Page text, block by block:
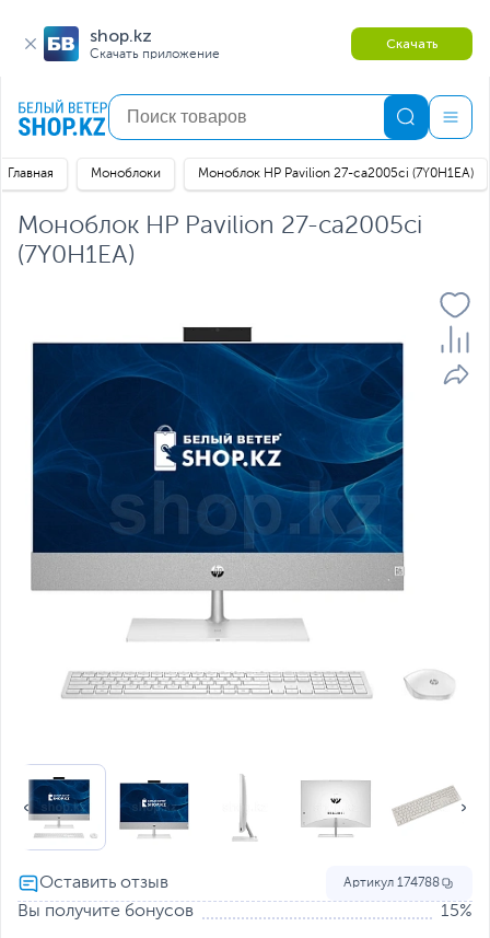
shop.kz
Скачать приложение
Скачать
Главная Моноблоки Моноблок HP Pavilion 27-ca2005ci (7Y0H1EA)
Моноблок HP Pavilion 27-ca2005ci
(7Y0H1EA)
Артикул 174788
Вы получите бонусов 15%